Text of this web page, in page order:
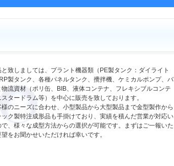
と致しましては、プラント機器類（PE製タンク：ダイライト
製タンク、各種パネルタンク、攪拌機、ケミカルポンプ、バ
物流資材（ポリ缶、BIB、液体コンテナ、フレキシブルコンテ
タードラム等）を中心に販売を致しております。
様のニーズに合わせ、小型製品から大型製品まで金型製作から
ク製特注成形品も手掛けており、実績を積んだ営業が対応い
、様々な成型方法からの選択が可能です。まずはご一報いた
をお聞かせいただければ幸いです。